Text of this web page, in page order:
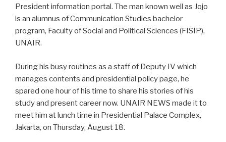
President information portal. The man known well as Jojo
is an alumnus of Communication Studies bachelor
program, Faculty of Social and Political Sciences (FISIP),
UNAIR.
During his busy routines as a staff of Deputy IV which
manages contents and presidential policy page, he
spared one hour of his time to share his stories of his
study and present career now. UNAIR NEWS made it to
meet him at lunch time in Presidential Palace Complex,
Jakarta, on Thursday, August 18.